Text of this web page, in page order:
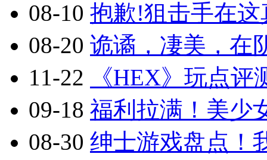
08-10 抱歉!狙击手在
08-20 诡谲，凄美，在
11-22
《HEX》玩点
09-18 福利拉满！美少
08-30 绅士游戏盘点！